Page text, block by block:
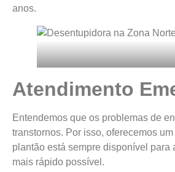
anos.
Atendimento
Entendemos que os problemas de
transtornos. Por isso, oferecemos
plantão está sempre disponível
mais rápido possível.